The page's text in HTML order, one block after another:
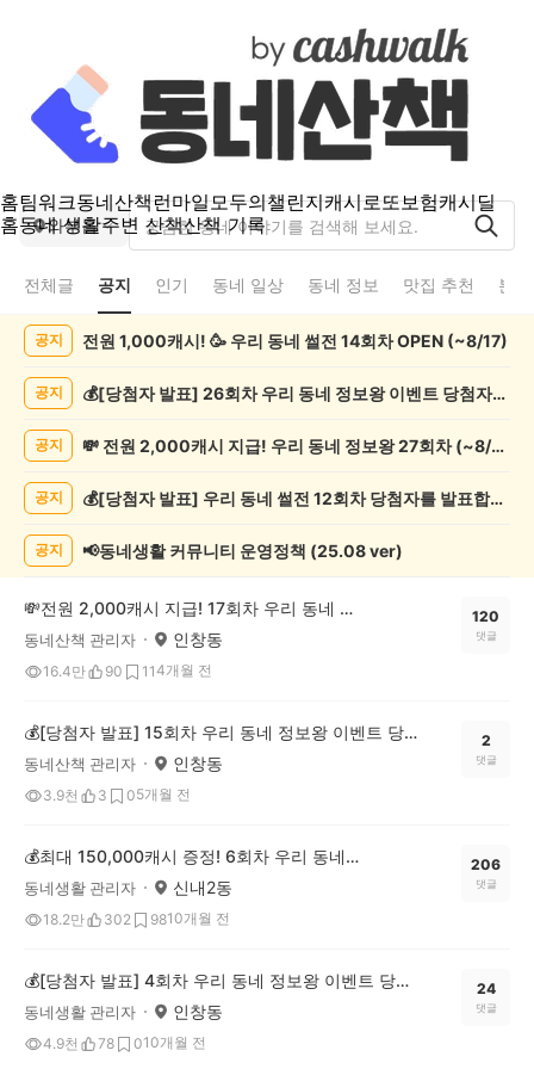
홈팀워크동네산책런마일모두의챌린지캐시로또보험캐시딜
홈동네 생활주변 산책산책 기록
와부읍
전체글 공지 인기 동네 일상 동네 정보 맛집 추천 분
공지 전원 1,000캐시! 🥳 우리 동네 썰전 14회차 OPEN (~8/17)
공지 💰[당첨자 발표] 26회차 우리 동네 정보왕 이벤트 당첨자를 발표합니다!
공지 💸 전원 2,000캐시 지급! 우리 동네 정보왕 27회차 (~8/10)
공지 💰[당첨자 발표] 우리 동네 썰전 12회차 당첨자를 발표합니다!
공지 📢동네생활 커뮤니티 운영정책 (25.08 ver)
💸전원 2,000캐시 지급! 17회차 우리 동네 정보왕 이벤트
동네산책 관리자 인창동
16.4만 90 114개월 전
120
댓글
💰[당첨자 발표] 15회차 우리 동네 정보왕 이벤트 당첨자를 발표합니다!
동네산책 관리자 인창동
3.9천 3 05개월 전
2
댓글
💰최대 150,000캐시 증정! 6회차 우리 동네 정보왕 이벤트
동네생활 관리자 신내2동
18.2만 302 9810개월 전
206
댓글
💰[당첨자 발표] 4회차 우리 동네 정보왕 이벤트 당첨자를 발표합니다!
동네생활 관리자 인창동
4.9천 78 010개월 전
24
댓글